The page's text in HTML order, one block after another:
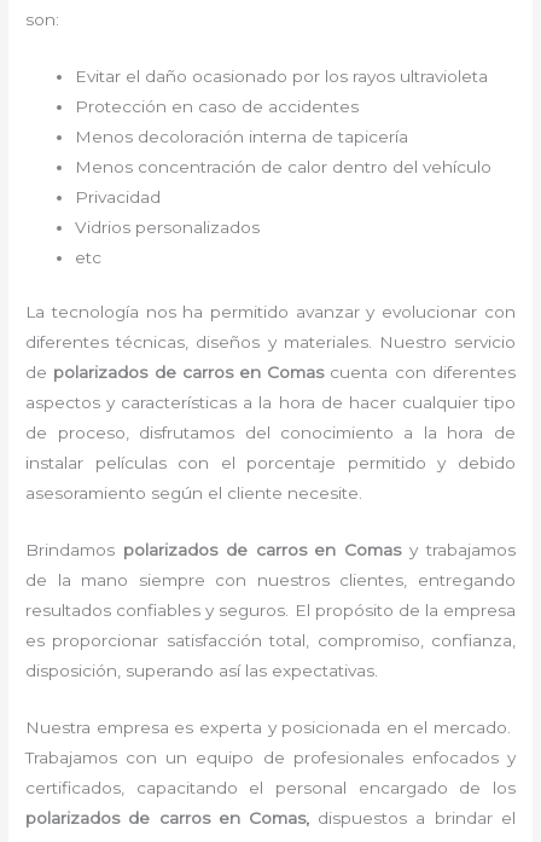
son:
Evitar el daño ocasionado por los rayos ultravioleta
Protección en caso de accidentes
Menos decoloración interna de tapicería
Menos concentración de calor dentro del vehículo
Privacidad
Vidrios personalizados
etc
La tecnología nos ha permitido avanzar y evolucionar con
diferentes técnicas, diseños y materiales. Nuestro servicio
de polarizados de carros en Comascuenta con diferentes
aspectos y características a la hora de hacer cualquier tipo
de proceso, disfrutamos del conocimiento a la hora de
instalar películas con el porcentaje permitido y debido
asesoramiento según el cliente necesite.
Brindamos polarizados de carros en Comasy trabajamos
de la mano siempre con nuestros clientes, entregando
resultados confiables y seguros. El propósito de la empresa
es proporcionar satisfacción total, compromiso, confianza,
disposición, superando así las expectativas.
Nuestra empresa es experta y posicionada en el mercado.
Trabajamos con un equipo de profesionales enfocados y
certificados, capacitando el personal encargado de los
polarizados de carros en Comas, dispuestos a brindar el